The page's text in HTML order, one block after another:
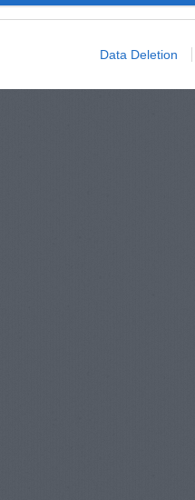
Data Deletion